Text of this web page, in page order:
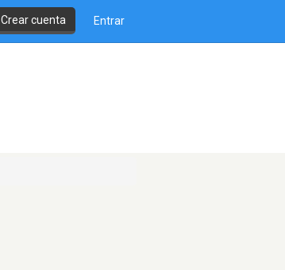
Crear cuenta Entrar